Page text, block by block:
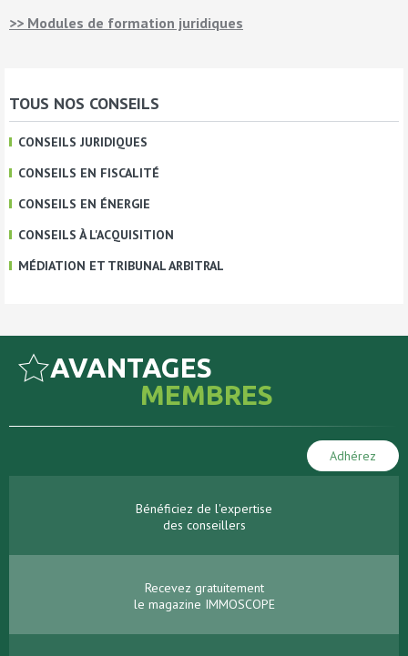
>> Modules de formation juridiques
TOUS NOS CONSEILS
CONSEILS JURIDIQUES
CONSEILS EN FISCALITÉ
CONSEILS EN ÉNERGIE
CONSEILS À L'ACQUISITION
MÉDIATION ET TRIBUNAL ARBITRAL
AVANTAGES
MEMBRES
Adhérez
Bénéficiez de l'expertise
des conseillers
Recevez gratuitement
le magazine IMMOSCOPE